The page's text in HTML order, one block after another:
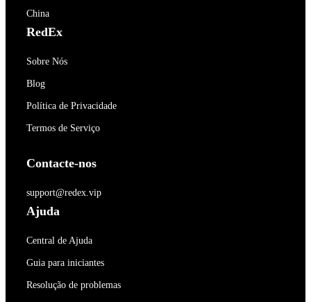
China
RedEx
Sobre Nós
Blog
Política de Privacidade
Termos de Serviço
Contacte-nos
support@redex.vip
Ajuda
Central de Ajuda
Guia para iniciantes
Resolução de problemas